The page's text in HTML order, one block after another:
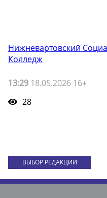
Нижневартовский
Колледж
13:29 18.05.2026 16+
28
ВЫБОР РЕДАКЦИИ